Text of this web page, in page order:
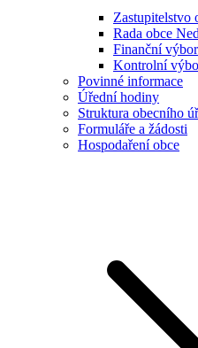
Zastupitelstvo
Rada obce
Finanční výbor
Kontrolní
Povinné informace
Úřední hodiny
Struktura obecního
Formuláře a žádosti
Hospodaření obce